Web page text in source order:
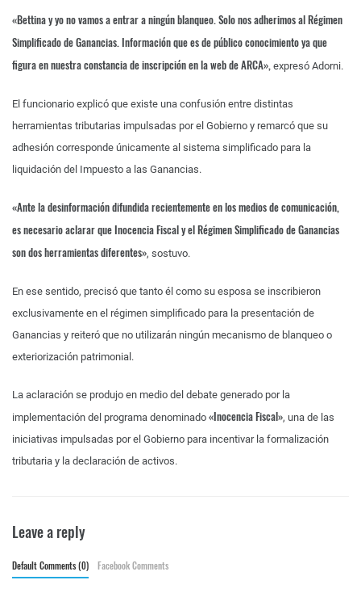
«Bettina y yo no vamos a entrar a ningún blanqueo. Solo nos adherimos al Régimen
Simplificado de Ganancias. Información que es de público conocimiento ya que
figura en nuestra constancia de inscripción en la web de ARCA», expresó Adorni.
El funcionario explicó que existe una confusión entre distintas
herramientas tributarias impulsadas por el Gobierno y remarcó que su
adhesión corresponde únicamente al sistema simplificado para la
liquidación del Impuesto a las Ganancias.
«Ante la desinformación difundida recientemente en los medios de comunicación,
es necesario aclarar que Inocencia Fiscal y el Régimen Simplificado de Ganancias
son dos herramientas diferentes», sostuvo.
En ese sentido, precisó que tanto él como su esposa se inscribieron
exclusivamente en el régimen simplificado para la presentación de
Ganancias y reiteró que no utilizarán ningún mecanismo de blanqueo o
exteriorización patrimonial.
La aclaración se produjo en medio del debate generado por la
implementación del programa denominado «Inocencia Fiscal», una de las
iniciativas impulsadas por el Gobierno para incentivar la formalización
tributaria y la declaración de activos.
Leave a reply
Default Comments (0) Facebook Comments